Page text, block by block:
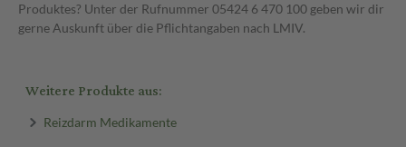
Produktes? Unter der Rufnummer 05424 6 470 100 geben wir dir
gerne Auskunft über die Pflichtangaben nach LMIV.
Weitere Produkte aus:
Reizdarm Medikamente